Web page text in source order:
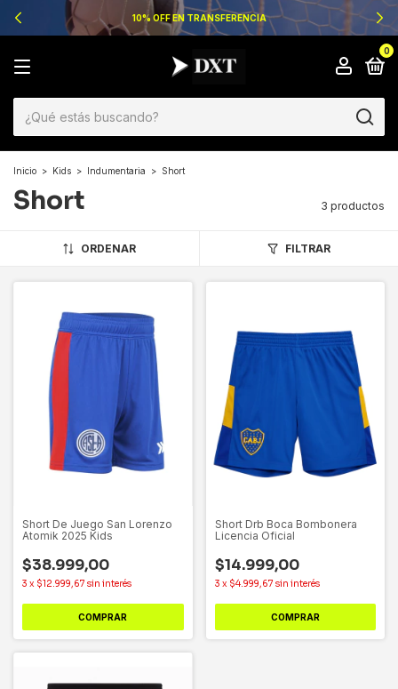
10% OFF EN TRANSFERENCIA
0
Inicio > Kids > Indumentaria > Short
Short 3 productos
ORDENAR FILTRAR
Short De Juego San Lorenzo
Atomik 2025 Kids
$38.999,00
3 x $12.999,67 sin interés
COMPRAR
Short Drb Boca Bombonera
Licencia Oficial
$14.999,00
3 x $4.999,67 sin interés
COMPRAR